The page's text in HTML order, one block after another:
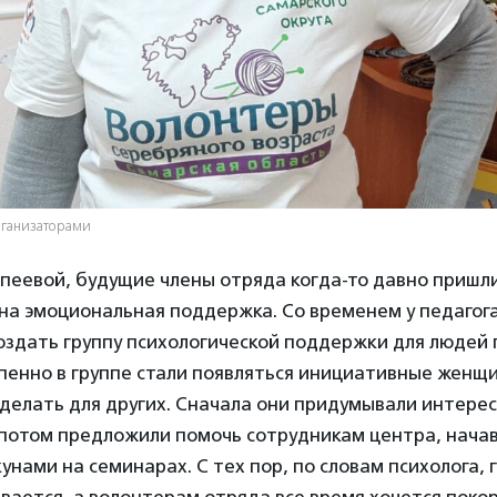
будущие члены отряда когда-то давно
эмоциональная поддержка. Со временем у
группу психологической поддержки для людей
в группе стали появляться инициативные
для других. Сначала они придумывали
предложили помочь сотрудникам центра,
на семинарах. С тех пор, по словам психолога,